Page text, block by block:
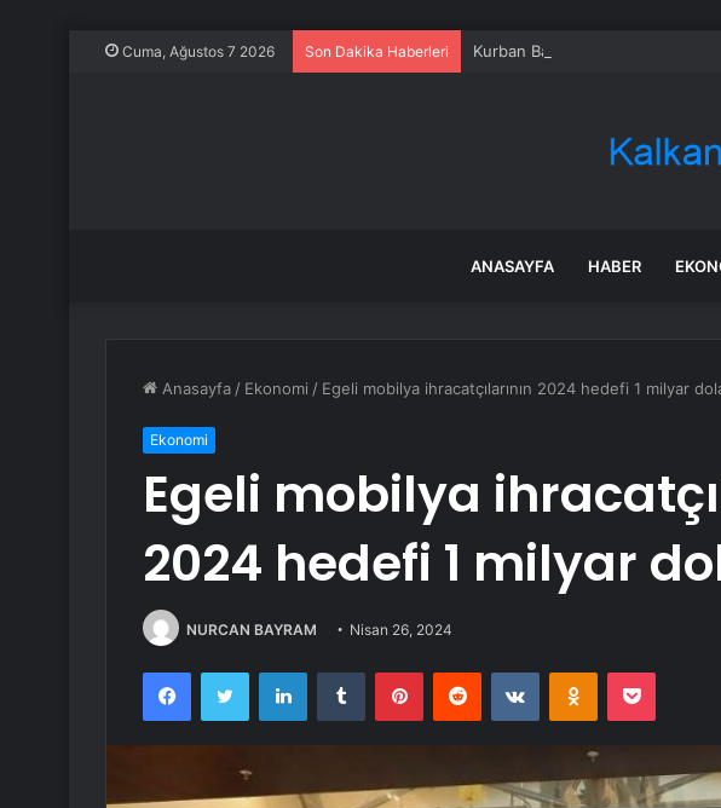
Cuma, Ağustos 7 2026 Son Dakika Haberleri Kurban Bayramı’nda Otoyolda
ANASAYFA HABER
Anasayfa / Ekonomi / Egeli mobilya ihracatçılarının 2024 hedefi 1 milyar
Ekonomi
Egeli mobilya
2024 hedefi 1 milyar
NURCAN BAYRAM Nisan 26, 2024
FacebookTwitter LinkedInTumblr PinterestReddit VKontakteOdnoklassniki
Pocket